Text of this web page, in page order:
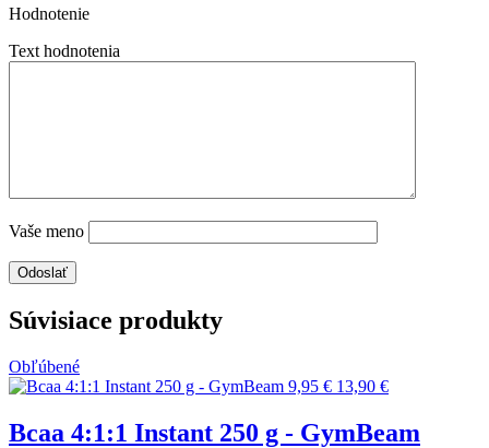
Hodnotenie
Text hodnotenia
Vaše meno
Súvisiace produkty
Obľúbené
9,95 € 13,90 €
Bcaa 4:1:1 Instant 250 g - GymBeam